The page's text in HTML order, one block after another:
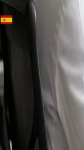
Spain ·
Conoce a
nuestros
registrados
Especialistas
disponibles para